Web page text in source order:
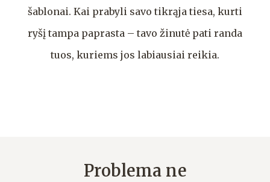
šablonai. Kai prabyli savo tikrąja tiesa, kurti
ryšį tampa paprasta – tavo žinutė pati randa
tuos, kuriems jos labiausiai reikia.
Problema ne